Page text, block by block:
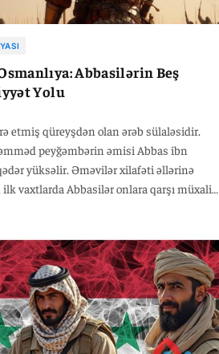
çəkdilər. Daha sonra onları müxtəlif
doğru yoldan çıxardılar."
Abbasilərin Beş
Yolu
etmiş qüreyşdən olan ərəb sülaləsidir.
peyğəmbərin əmisi Abbas ibn
yüksəlir. Əməvilər xilafəti əllərinə
vaxtlarda Abbasilər onlara qarşı müxalif
tarixi Abdullah ibn Zübeyrin zamanından